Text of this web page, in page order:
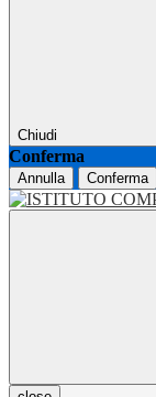
Chiudi
Conferma
Annulla Conferma